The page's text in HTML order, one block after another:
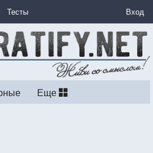
Тесты Вход
Еще